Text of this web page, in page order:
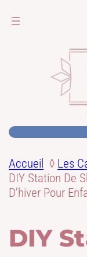
Accueil
Les
DIY Station De
D’hiver Pour
DIY